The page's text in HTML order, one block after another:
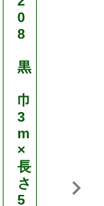
0
8
黒
巾
3
m
×
長
さ
5
×
3